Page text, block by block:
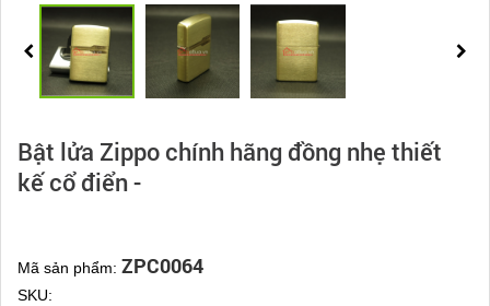
Bật lửa Zippo chính hãng đồng nhẹ thiết
kế cổ điển -
Mã sản phẩm: ZPC0064
SKU: